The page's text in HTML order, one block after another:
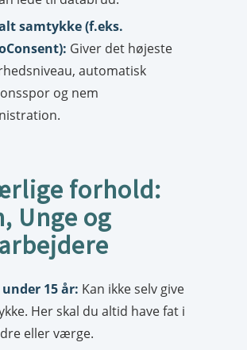
samtykke (f.eks.
Giver det højeste
automatisk
og nem
forhold:
Unge og
15 år: Kan ikke selv give
Her skal du altid have fat i
eller værge.